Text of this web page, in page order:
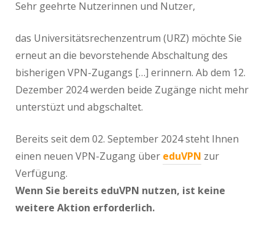
Sehr geehrte Nutzerinnen und Nutzer,
das Universitätsrechenzentrum (URZ) möchte Sie
erneut an die bevorstehende Abschaltung des
bisherigen VPN-Zugangs […] erinnern. Ab dem 12.
Dezember 2024 werden beide Zugänge nicht mehr
unterstüzt und abgschaltet.
Bereits seit dem 02. September 2024 steht Ihnen
einen neuen VPN-Zugang über eduVPN zur
Verfügung.
Wenn Sie bereits eduVPN nutzen, ist keine
weitere Aktion erforderlich.